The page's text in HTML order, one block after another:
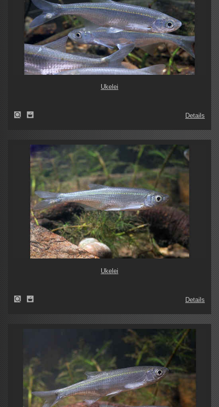
Ukelei
Details
Ukelei
Details